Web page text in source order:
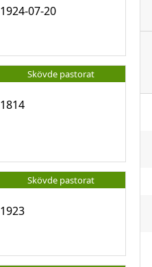
1924-07-20
Skövde pastorat
1814
Skövde pastorat
1923